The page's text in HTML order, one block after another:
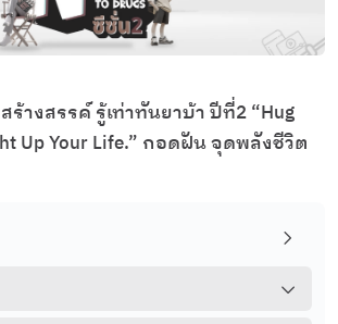
ร้างสรรค์ รู้เท่าทันยาบ้า ปีที่2 “Hug
Up Your Life.” กอดฝัน จุดพลังชีวิต